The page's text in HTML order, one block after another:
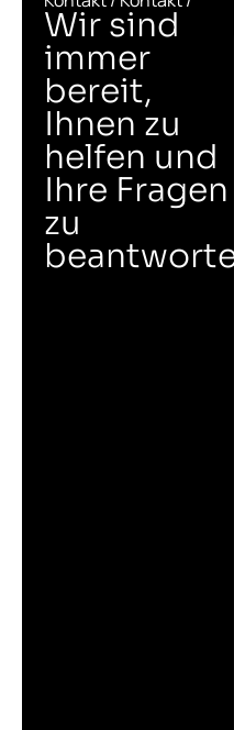
Wir sind
immer
bereit,
Ihnen zu
helfen und
Ihre Fragen
zu